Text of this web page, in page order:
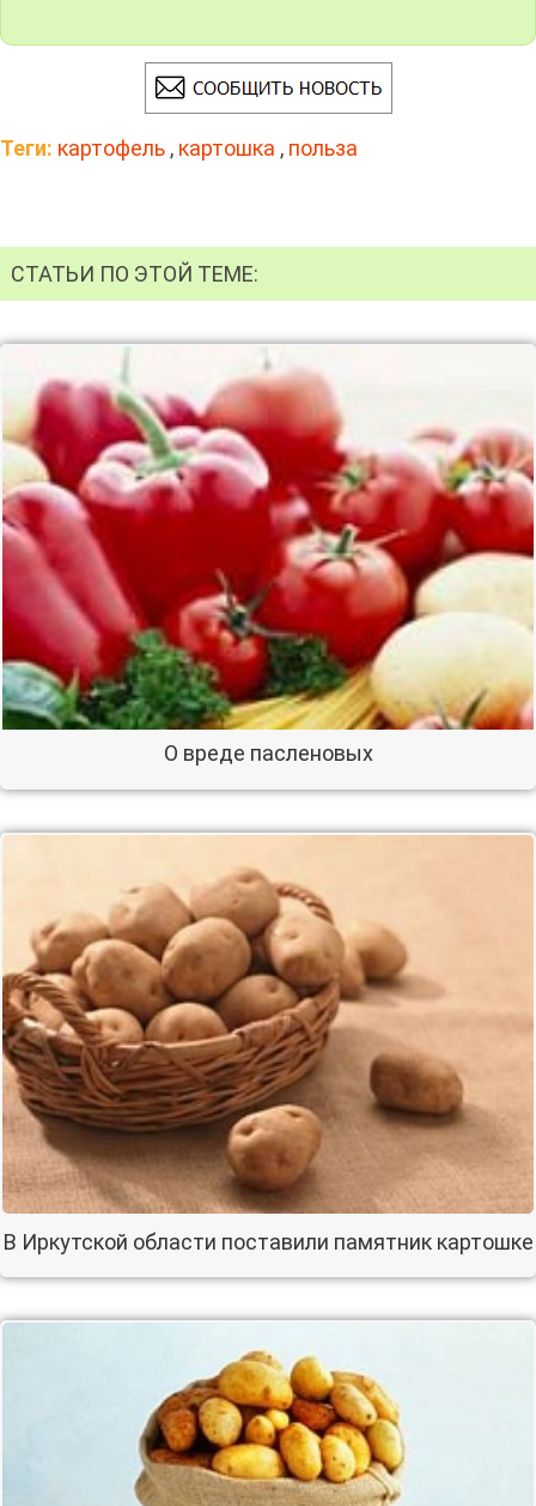
Теги: картофель , картошка , польза
СТАТЬИ ПО ЭТОЙ ТЕМЕ:
О вреде пасленовых
В Иркутской области поставили памятник картошке